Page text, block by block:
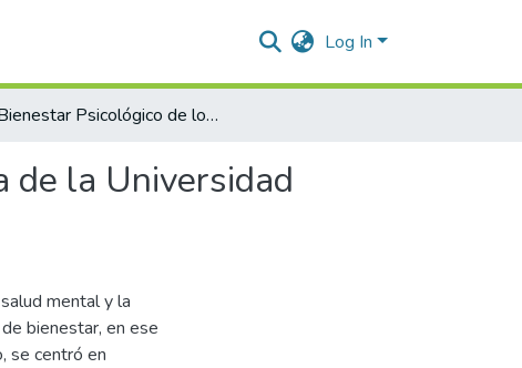
Log In
Bienestar Psicológico de los Estudiantes de Psicología de la Universidad Popular del Cesar, Valledupar
de la Universidad
mental y la
bienestar, en ese
se centró en